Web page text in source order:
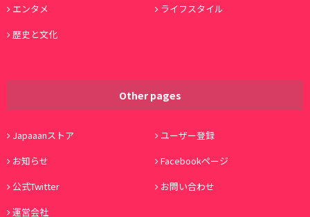
エンタメ
ライフスタイル
歴史と文化
Other pages
Japaaanストア
ユーザー登録
お知らせ
Facebookページ
公式Twitter
お問い合わせ
運営会社